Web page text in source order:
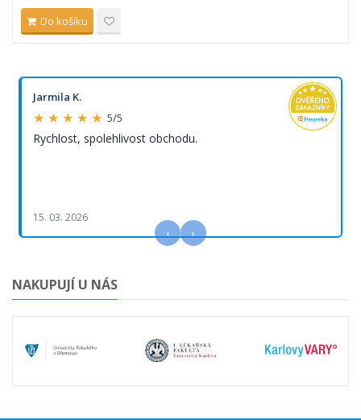
Do košíku
Jarmila K.
★ ★ ★ ★ ★ 5/5
Rychlost, spolehlivost obchodu.
15. 03. 2026
‹ ›
NAKUPUJÍ U NÁS